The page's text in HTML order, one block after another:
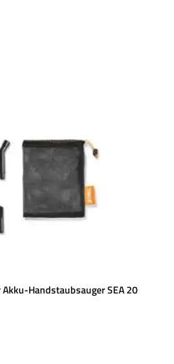
Handstaubsauger SEA 20